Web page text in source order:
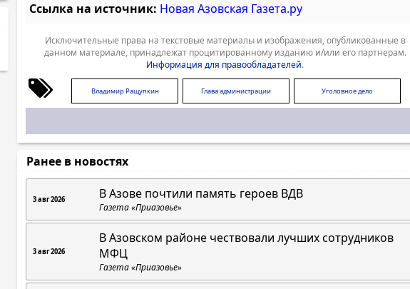
Ссылка на источник: Новая Азовская Газета.ру
Исключительные права на текстовые материалы и изображения, опубликованные в
данном материале, принадлежат процитированному изданию и/или его партнерам.
Информация для правообладателей.
Владимир Ращупкин Глава администрации Уголовное дело
Ранее в новостях
3 авг 2026 В Азове почтили память героев ВДВ
Газета «Приазовье»
3 авг 2026
В Азовском районе чествовали лучших сотрудников
МФЦ
Газета «Приазовье»